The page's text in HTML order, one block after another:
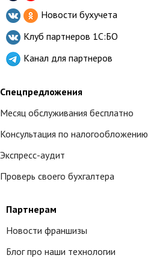
Новости бухучета
Клуб партнеров 1С:БО
Канал для партнеров
Спецпредложения
Месяц обслуживания бесплатно
Консультация по налогообложению
Экспресс-аудит
Проверь своего бухгалтера
Партнерам
Новости франшизы
Блог про наши технологии